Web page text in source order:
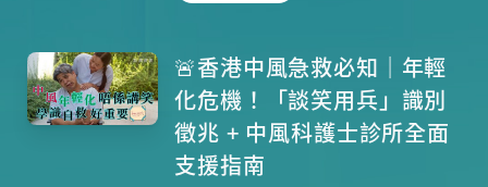
專科廖軒麟醫生為你詳細解說。
🚨香港中風急救必知｜年輕
化危機！「談笑用兵」識別
徵兆 + 中風科護士診所全面
支援指南